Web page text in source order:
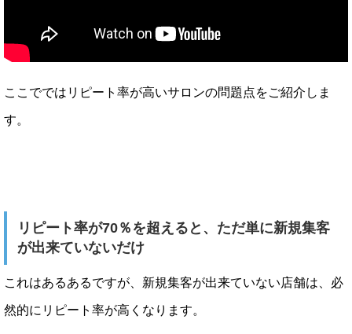
ここでではリピート率が高いサロンの問題点をご紹介しま
す。
リピート率が70％を超えると、ただ単に新規集客
が出来ていないだけ
これはあるあるですが、新規集客が出来ていない店舗は、必
然的にリピート率が高くなります。